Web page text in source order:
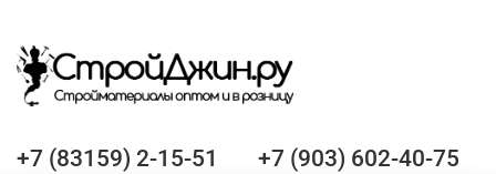
+7 (83159) 2-15-51 +7 (903) 602-40-75